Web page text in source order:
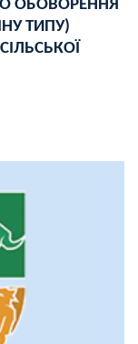
ОБОВОРЕННЯ
ТИПУ)